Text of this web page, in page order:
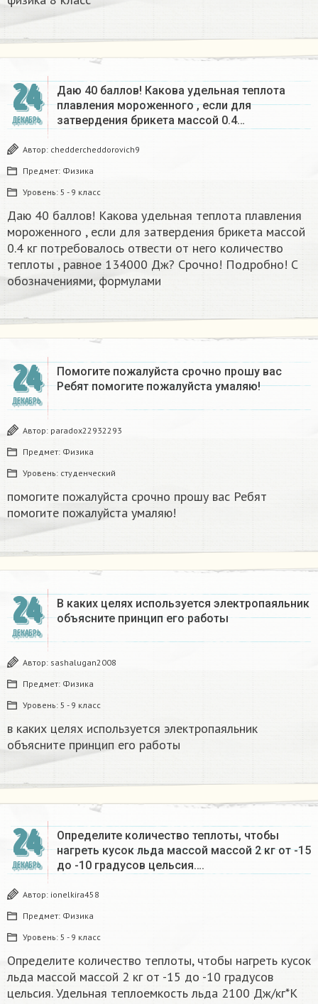
24
ДЕКАБРЬ
Даю 40 баллов! Какова удельная теплота
плавления мороженного , если для
затвердения брикета массой 0.4…
Автор: cheddercheddorovich9
Предмет: Физика
Уровень: 5 - 9 класс
Даю 40 баллов! Какова удельная теплота плавления
мороженного , если для затвердения брикета массой
0.4 кг потребовалось отвести от него количество
теплоты , равное 134000 Дж? Срочно! Подробно! С
обозначениями, формулами
24
ДЕКАБРЬ
Помогите пожалуйста срочно прошу вас
Ребят помогите пожалуйста умаляю! ​
Автор: paradox22932293
Предмет: Физика
Уровень: студенческий
помогите пожалуйста срочно прошу вас Ребят
помогите пожалуйста умаляю! ​
24
ДЕКАБРЬ
В каких целях используется электропаяльник
объясните принцип его работы​
Автор: sashalugan2008
Предмет: Физика
Уровень: 5 - 9 класс
в каких целях используется электропаяльник
объясните принцип его работы​
24
ДЕКАБРЬ
Определите количество теплоты, чтобы
нагреть кусок льда массой массой 2 кг от -15
до -10 градусов цельсия….
Автор: ionelkira458
Предмет: Физика
Уровень: 5 - 9 класс
Определите количество теплоты, чтобы нагреть кусок
льда массой массой 2 кг от -15 до -10 градусов
цельсия. Удельная теплоемкость льда 2100 Дж/кг*К